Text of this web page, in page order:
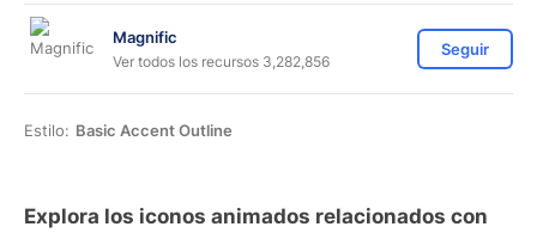
Magnific
Ver todos los recursos 3,282,856
Seguir
Estilo: Basic Accent Outline
Explora los iconos animados relacionados con